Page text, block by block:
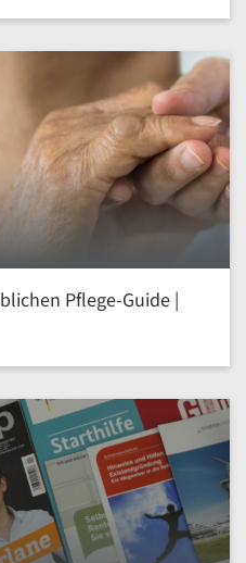
Pflege-Guide |